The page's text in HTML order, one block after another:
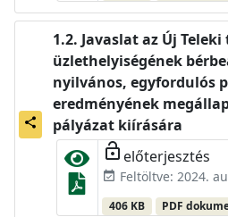
share
Javaslat az Új
üzlethelyiségének
nyilvános, egyfordulós
eredményének
pályázat kiírására
lock_open előterjesztés
event_available Feltöltve: 2024.
406 KB PDF